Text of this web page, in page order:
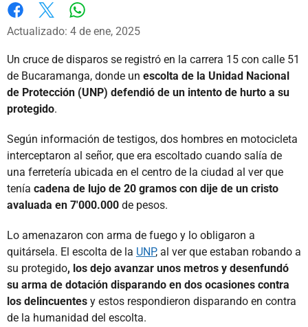
Facebook
X
Actualizado: 4 de ene, 2025
Un cruce de disparos se registró en la carrera 15 con calle 51
de Bucaramanga, donde un escolta de la Unidad Nacional
de Protección (UNP) defendió de un intento de hurto a su
protegido.
Según información de testigos, dos hombres en motocicleta
interceptaron al señor, que era escoltado cuando salía de
una ferretería ubicada en el centro de la ciudad al ver que
tenía cadena de lujo de 20 gramos con dije de un cristo
avaluada en 7'000.000 de pesos.
Lo amenazaron con arma de fuego y lo obligaron a
quitársela. El escolta de la UNP, al ver que estaban robando a
su protegido, los dejo avanzar unos metros y desenfundó
su arma de dotación disparando en dos ocasiones contra
los delincuentes y estos respondieron disparando en contra
de la humanidad del escolta.